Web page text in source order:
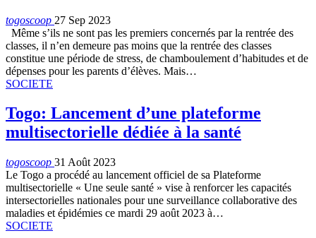
togoscoop 27 Sep 2023
Même s’ils ne sont pas les premiers concernés par la rentrée des
classes, il n’en demeure pas moins que la rentrée des classes
constitue une période de stress, de chamboulement d’habitudes et de
dépenses pour les parents d’élèves. Mais…
SOCIETE
Togo: Lancement d’une plateforme
multisectorielle dédiée à la santé
togoscoop 31 Août 2023
Le Togo a procédé au lancement officiel de sa Plateforme
multisectorielle « Une seule santé » vise à renforcer les capacités
intersectorielles nationales pour une surveillance collaborative des
maladies et épidémies ce mardi 29 août 2023 à…
SOCIETE